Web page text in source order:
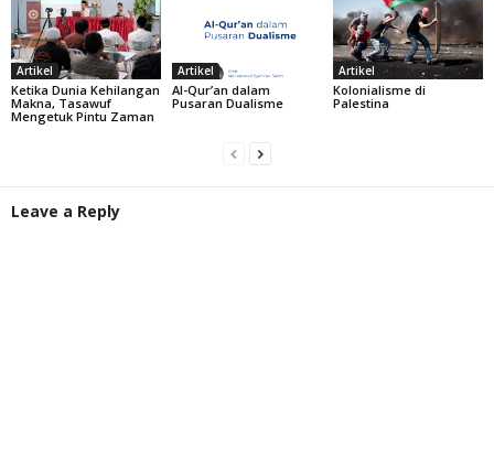
Artikel
Ketika Dunia Kehilangan
Makna, Tasawuf
Mengetuk Pintu Zaman
Artikel
Al-Qur’an dalam
Pusaran Dualisme
Artikel
Kolonialisme di
Palestina
Leave a Reply